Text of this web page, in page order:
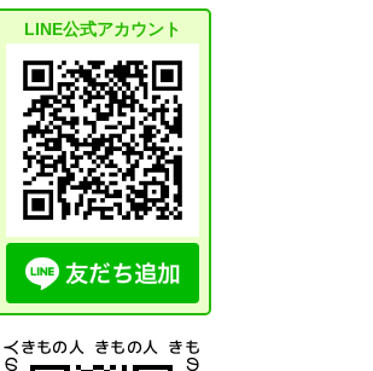
LINE公式アカウント